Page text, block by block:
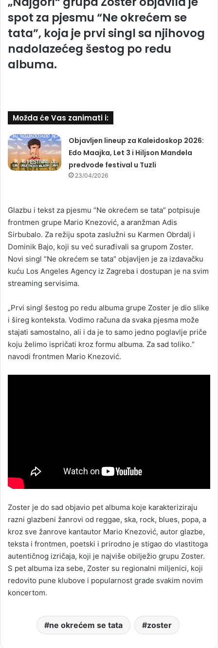
spot za pjesmu “Ne okrećem se
tata”, koja je prvi singl sa njihovog
nadolazećeg šestog po redu
albuma.
Možda će Vas zanimati i:
Objavljen lineup za Kaleidoskop 2026:
Edo Maajka, Let 3 i Hiljson Mandela
predvode festival u Tuzli
23/04/2026
Glazbu i tekst za pjesmu “Ne okrećem se tata” potpisuje
frontmen grupe Mario Knezović, a aranžman Adis
Sirbubalo. Za režiju spota zaslužni su Karmen Obrdalj i
Dominik Bajo, koji su već surađivali sa grupom Zoster.
Novi singl “Ne okrećem se tata” objavljen je za izdavačku
kuću Los Angeles Agency iz Zagreba i dostupan je na svim
streaming servisima.
„Prvi singl šestog po redu albuma grupe Zoster je dio slike
i šireg konteksta. Vodimo računa da svaka pjesma može
stajati samostalno, ali i da je to samo jedno poglavlje priče
koju želimo ispričati kroz formu albuma. Za sad toliko.“
navodi frontmen Mario Knezović.
Zoster je do sad objavio pet albuma koje karakteriziraju
razni glazbeni žanrovi od reggae, ska, rock, blues, popa, a
kroz sve žanrove kantautor Mario Knezović, autor glazbe,
teksta i frontmen, poetski i prirodno je stigao do vlastitoga
autentičnog izričaja, koji je najviše obilježio grupu Zoster.
S pet albuma iza sebe, Zoster su regionalni miljenici, koji
redovito pune klubove i popularnost grade svakim novim
koncertom.
ne okrećem se tata zoster